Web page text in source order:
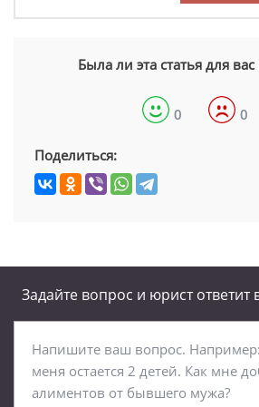
Была ли эта статья для
0 0
Поделиться:
Задайте вопрос и юрист ответит